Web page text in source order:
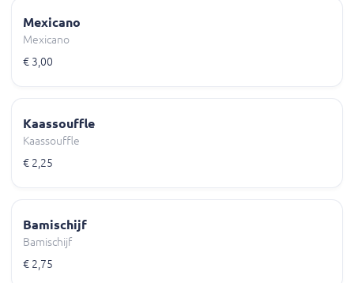
Mexicano
Mexicano
€ 3,00
Kaassouffle
Kaassouffle
€ 2,25
Bamischijf
Bamischijf
€ 2,75